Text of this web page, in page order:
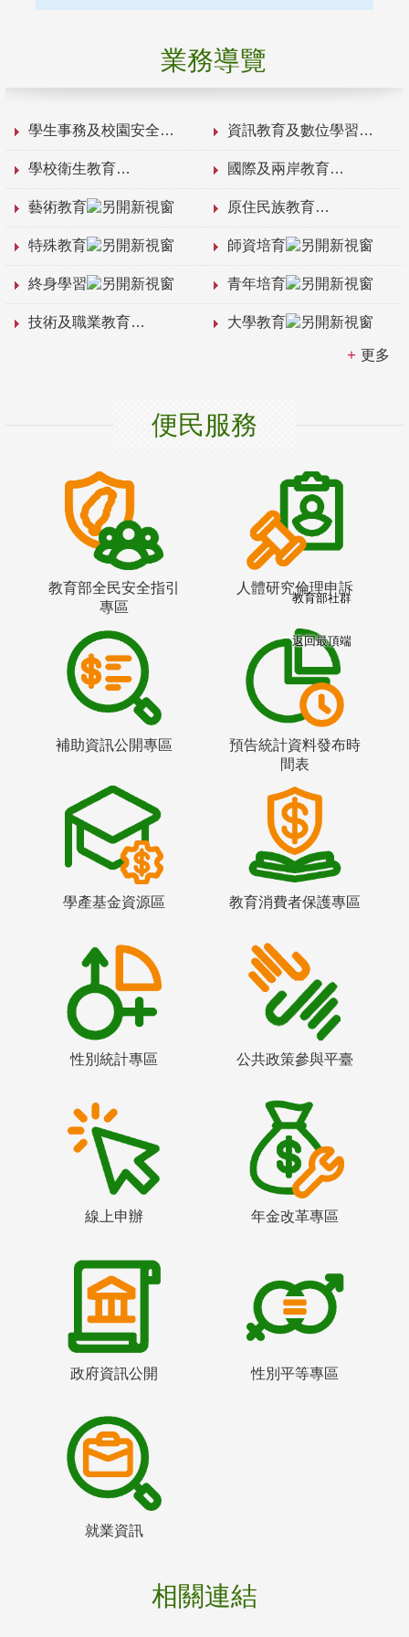
業務導覽
學生事務及校園安全 資訊教育及數位學習
學校衛生教育 國際及兩岸教育
藝術教育 原住民族教育
特殊教育 師資培育
終身學習 青年培育
技術及職業教育 大學教育
更多
便民服務
教育部全民安全指引
專區
人體研究倫理申訴
補助資訊公開專區
預告統計資料發布時
間表
學產基金資源區 教育消費者保護專區
性別統計專區 公共政策參與平臺
線上申辦 年金改革專區
政府資訊公開 性別平等專區
就業資訊
相關連結
教育部社群
返回最頂端